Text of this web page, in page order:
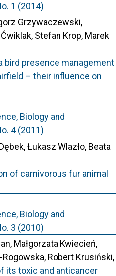
1 (2014)
Grzywaczewski,
Stefan Krop, Marek
bird presence management
– their influence on
Biology and
4 (2011)
Łukasz Wlazło, Beata
of carnivorous fur animal
Biology and
3 (2010)
Małgorzata Kwiecień,
Robert Krusiński,
its toxic and anticancer